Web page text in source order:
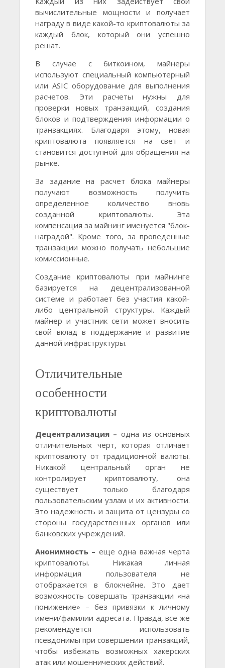
вычислительные мощности и получает
награду в виде какой-то криптовалюты за
каждый блок, который они успешно
решат.
В случае с биткоином, майнеры
используют специальный компьютерный
или ASIC оборудование для выполнения
расчетов. Эти расчеты нужны для
проверки новых транзакций, создания
блоков и подтверждения информации о
транзакциях. Благодаря этому, новая
криптовалюта появляется на свет и
становится доступной для обращения на
рынке.
За задание на расчет блока майнеры
получают возможность получить
определенное количество вновь
созданной криптовалюты. Эта
компенсация за майнинг именуется "блок-
наградой". Кроме того, за проведенные
транзакции можно получать небольшие
комиссионные.
Создание криптовалюты при майнинге
базируется на децентрализованной
системе и работает без участия какой-
либо центральной структуры. Каждый
майнер и участник сети может вносить
свой вклад в поддержание и развитие
данной инфраструктуры.
Отличительные
особенности
криптовалюты
Децентрализация – одна из основных
отличительных черт, которая отличает
криптовалюту от традиционной валюты.
Никакой центральный орган не
контролирует криптовалюту, она
существует только благодаря
пользовательским узлам и их активности.
Это надежность и защита от цензуры со
стороны государственных органов или
банковских учреждений.
Анонимность – еще одна важная черта
криптовалюты. Никакая личная
информация пользователя не
отображается в блокчейне. Это дает
возможность совершать транзакции «на
понижение» – без привязки к личному
имени/фамилии адресата. Правда, все же
рекомендуется использовать
псевдонимы при совершении транзакций,
чтобы избежать возможных хакерских
атак или мошеннических действий.